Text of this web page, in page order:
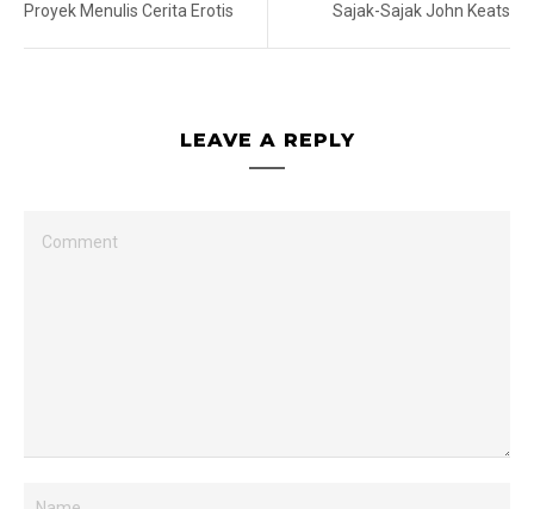
Proyek Menulis Cerita Erotis Sajak-Sajak John Keats
LEAVE A REPLY